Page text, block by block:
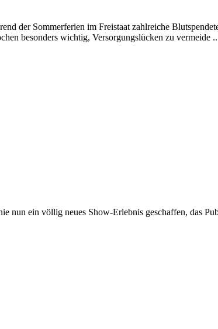
der Sommerferien im Freistaat zahlreiche
besonders wichtig, Versorgungslücken zu vermeide
nun ein völlig neues Show-Erlebnis geschaffen, das